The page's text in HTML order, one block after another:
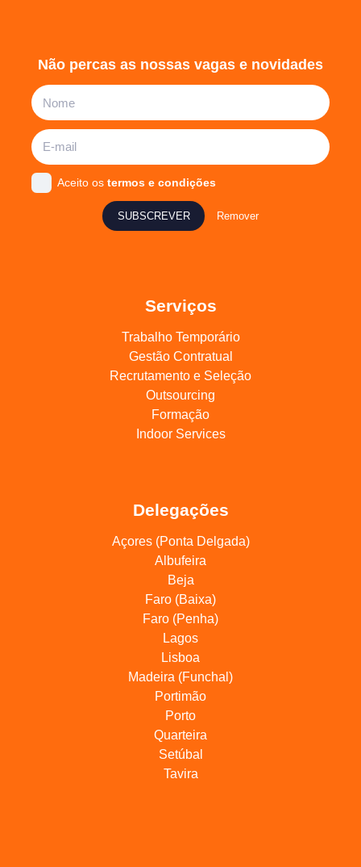
Serviços
Trabalho Temporário
Gestão Contratual
Recrutamento e Seleção
Outsourcing
Formação
Indoor Services
Delegações
Açores (Ponta Delgada)
Albufeira
Beja
Faro (Baixa)
Faro (Penha)
Lagos
Lisboa
Madeira (Funchal)
Portimão
Porto
Quarteira
Setúbal
Tavira
Não percas as nossas vagas e novidades
Aceito ostermos e condições
SUBSCREVER Remover